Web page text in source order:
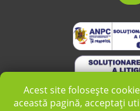
Acest site folosește
această pagină, acceptați